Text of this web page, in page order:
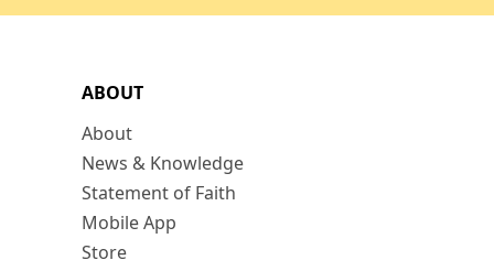
ABOUT
About
News & Knowledge
Statement of Faith
Mobile App
Store